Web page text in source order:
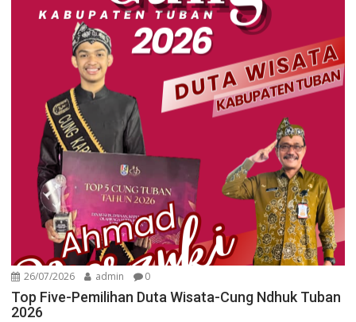
26/07/2026 admin 0
Top Five-Pemilihan Duta Wisata-Cung Ndhuk Tuban
2026